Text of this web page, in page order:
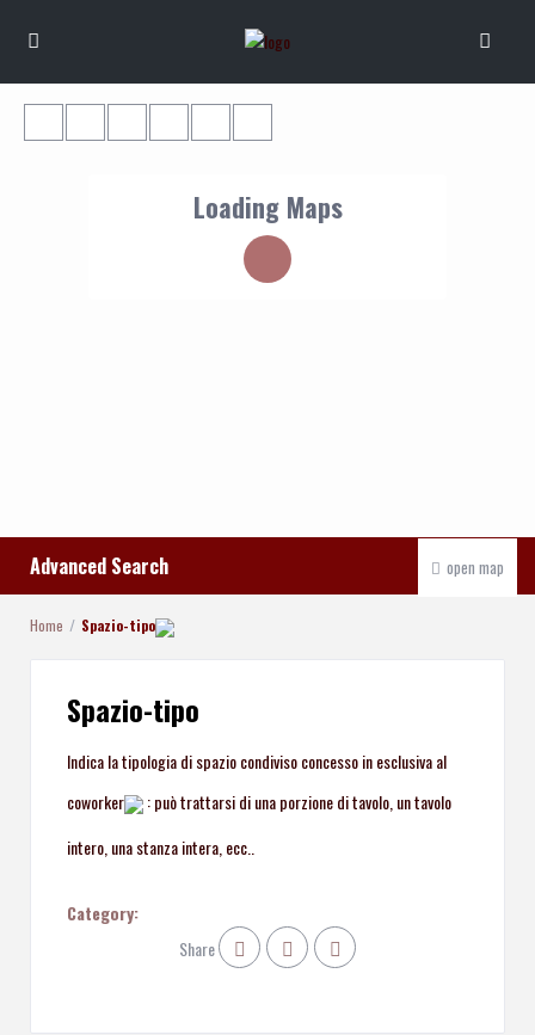
Loading Maps
open map
Advanced Search
Home Spazio-tipo
Spazio-tipo
Indica la tipologia di spazio condiviso concesso in esclusiva al
coworker
:può trattarsi di una porzione di tavolo, un tavolo
intero, una stanza intera, ecc..
Category:
Share